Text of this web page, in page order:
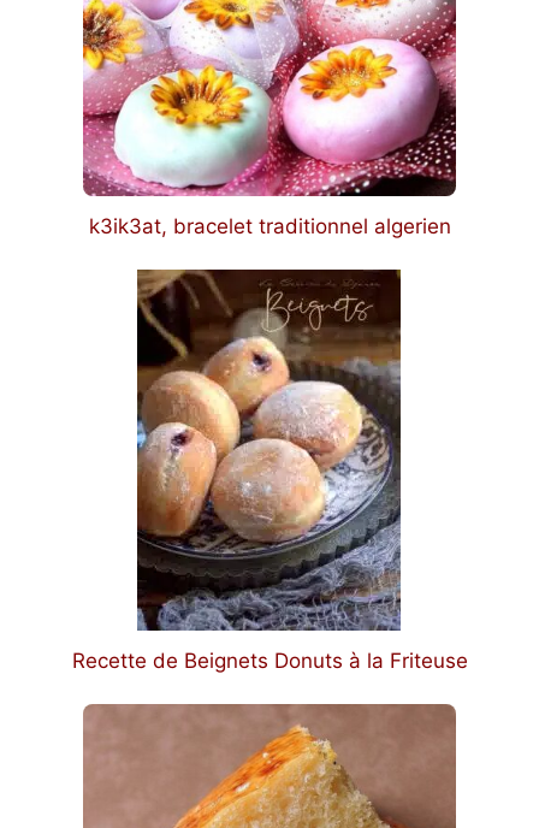
k3ik3at, bracelet traditionnel algerien
Recette de Beignets Donuts à la Friteuse